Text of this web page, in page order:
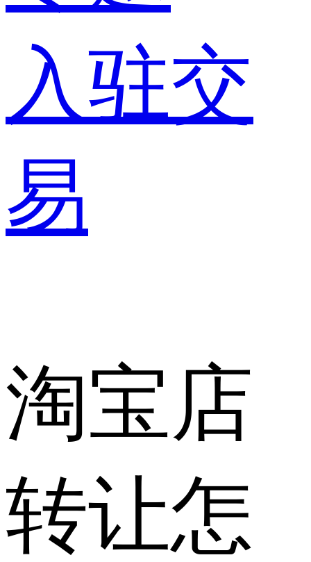
入驻交
易
淘宝店
转让怎